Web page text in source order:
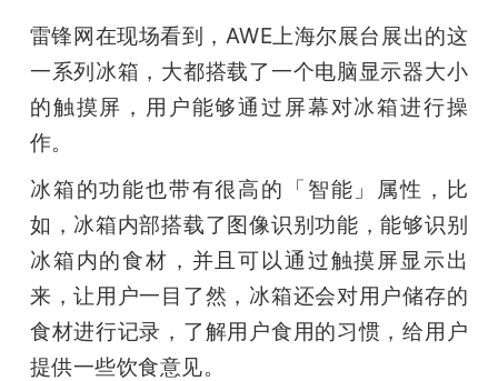
雷锋网在现场看到，AWE上海尔展台展出的这
一系列冰箱，大都搭载了一个电脑显示器大小
的触摸屏，用户能够通过屏幕对冰箱进行操
作。
冰箱的功能也带有很高的「智能」属性，比
如，冰箱内部搭载了图像识别功能，能够识别
冰箱内的食材，并且可以通过触摸屏显示出
来，让用户一目了然，冰箱还会对用户储存的
食材进行记录，了解用户食用的习惯，给用户
提供一些饮食意见。